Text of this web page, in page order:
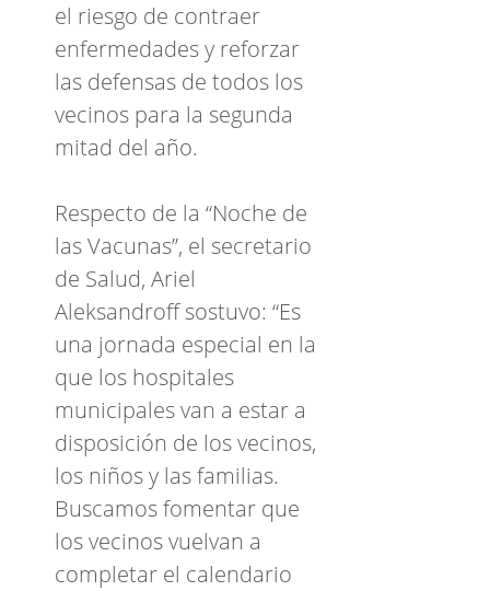
el riesgo de contraer
enfermedades y reforzar
las defensas de todos los
vecinos para la segunda
mitad del año.
Respecto de la “Noche de
las Vacunas”, el secretario
de Salud, Ariel
Aleksandroff sostuvo: “Es
una jornada especial en la
que los hospitales
municipales van a estar a
disposición de los vecinos,
los niños y las familias.
Buscamos fomentar que
los vecinos vuelvan a
completar el calendario